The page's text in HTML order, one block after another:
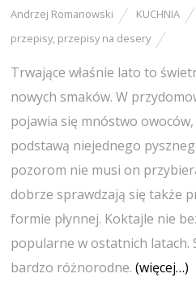
Andrzej Romanowski KUCHNIA
przepisy, przepisy na desery
Trwające właśnie lato to
nowych smaków. W
pojawia się mnóstwo
podstawą niejednego
pozorom nie musi on
dobrze sprawdzają się także
formie płynnej. Koktajle nie
popularne w ostatnich latach.
bardzo różnorodne.(więcej…)